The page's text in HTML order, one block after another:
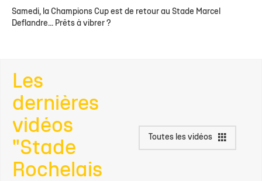
Samedi, la Champions Cup est de retour au Stade Marcel
Deflandre... Prêts à vibrer ?
Les
dernières
vidéos
"Stade
Rochelais
Toutes les vidéos